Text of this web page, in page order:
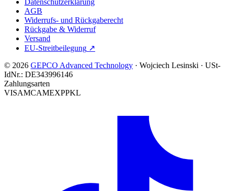
Datenschutzerklärung
AGB
Widerrufs- und Rückgaberecht
Rückgabe & Widerruf
Versand
EU-Streitbeilegung ↗
© 2026 GEPCO Advanced Technology · Wojciech Lesinski · USt-
IdNr.: DE343996146
Zahlungsarten
VISAMCAMEXPPKL